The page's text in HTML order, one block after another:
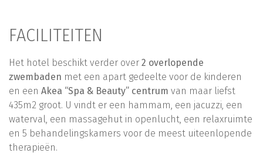
FACILITEITEN
Het hotel beschikt verder over 2 overlopende
zwembaden met een apart gedeelte voor de kinderen
en een Akea “Spa & Beauty” centrum van maar liefst
435m2 groot. U vindt er een hammam, een jacuzzi, een
waterval, een massagehut in openlucht, een relaxruimte
en 5 behandelingskamers voor de meest uiteenlopende
therapieën.